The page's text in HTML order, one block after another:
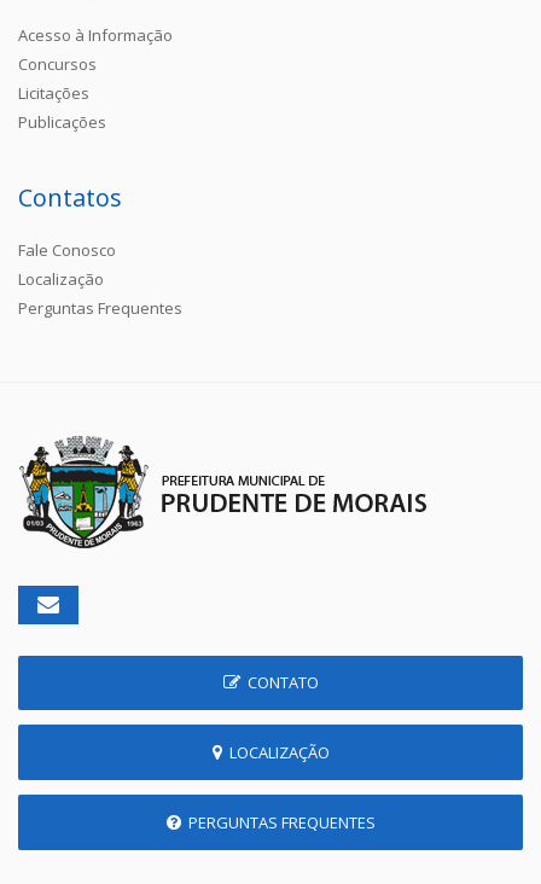
Acesso à Informação
Concursos
Licitações
Publicações
Contatos
Fale Conosco
Localização
Perguntas Frequentes
CONTATO
LOCALIZAÇÃO
PERGUNTAS FREQUENTES